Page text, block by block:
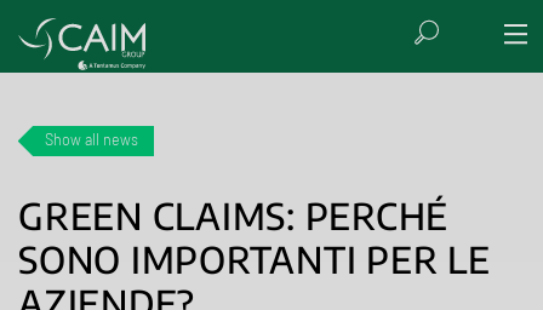
Show all news
GREEN CLAIMS: PERCHÉ
SONO IMPORTANTI PER LE